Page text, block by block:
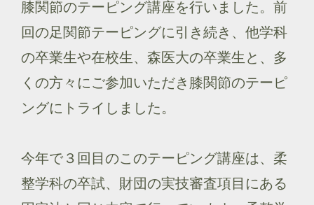
膝関節のテーピング講座を行いました。前
回の足関節テーピングに引き続き、他学科
の卒業生や在校生、森医大の卒業生と、多
くの方々にご参加いただき膝関節のテーピ
ングにトライしました。
今年で３回目のこのテーピング講座は、柔
整学科の卒試、財団の実技審査項目にある